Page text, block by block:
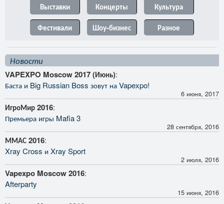
Выставки Концерты
Культура
Фестивали
Шоу-бизнес Разное
Новости
VAPEXPO Moscow 2017 (Июнь):
Баста и Big Russian Boss зовут на Vapexpo!
6 июня, 2017
ИгроМир 2016:
Премьера игры Mafia 3
28 сентября, 2016
ММАС 2016:
Xray Cross и Xray Sport
2 июля, 2016
Vapexpo Moscow 2016:
Afterparty
15 июня, 2016